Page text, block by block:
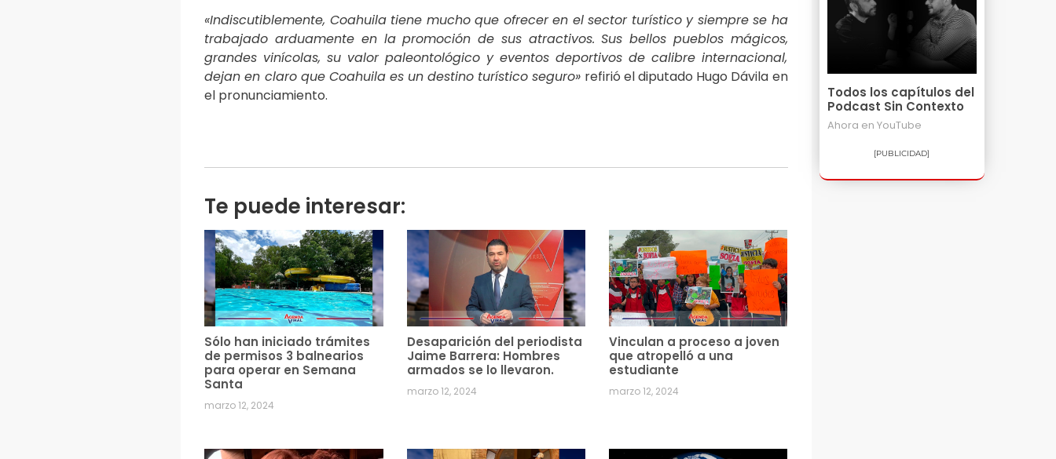
«Indiscutiblemente, Coahuila tiene mucho que ofrecer en el sector turístico y siempre se ha
trabajado arduamente en la promoción de sus atractivos. Sus bellos pueblos mágicos,
grandes vinícolas, su valor paleontológico y eventos deportivos de calibre internacional,
dejan en claro que Coahuila es un destino turístico seguro» refirió el diputado Hugo Dávila en
el pronunciamiento.
Te puede interesar:
Sólo han iniciado trámites
de permisos 3 balnearios
para operar en Semana
Santa
marzo 12, 2024
Desaparición del periodista
Jaime Barrera: Hombres
armados se lo llevaron.
marzo 12, 2024
Vinculan a proceso a joven
que atropelló a una
estudiante
marzo 12, 2024
Todos los capítulos del
Podcast Sin Contexto
Ahora en YouTube
[PUBLICIDAD]